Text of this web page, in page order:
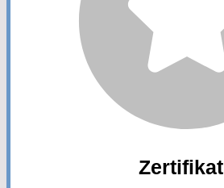
Zertifikat